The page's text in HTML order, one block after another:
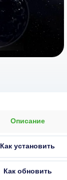
Описание
Как установить
Как обновить